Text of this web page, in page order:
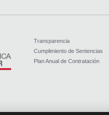
Transparencia
Cumplimiento de Sentencias
Plan Anual de Contratación